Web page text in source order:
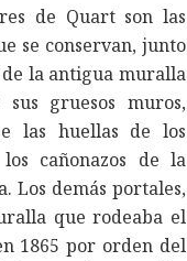
de Quart son las
se conservan, junto
de la antigua muralla
gruesos muros,
las huellas de los
cañonazos de la
Los demás portales,
que rodeaba el
1865 por orden del